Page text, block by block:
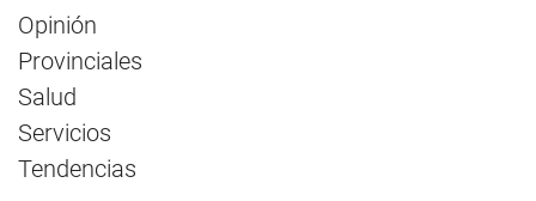
Opinión
Provinciales
Salud
Servicios
Tendencias